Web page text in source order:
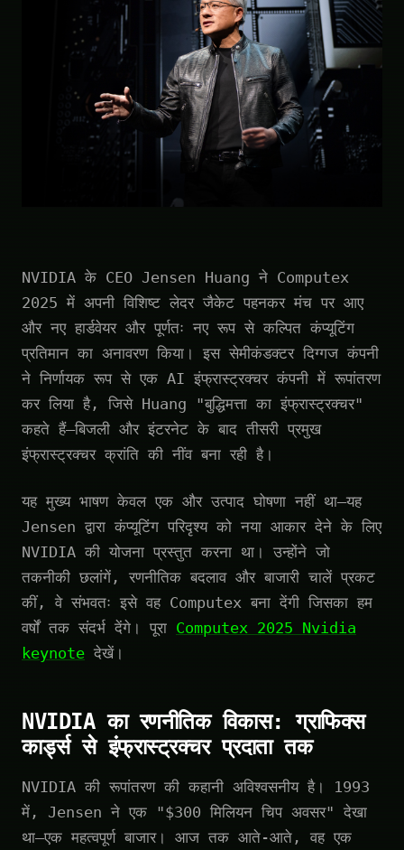
NVIDIA के CEO Jensen Huang ने Computex
2025 में अपनी विशिष्ट लेदर जैकेट पहनकर मंच पर आए
और नए हार्डवेयर और पूर्णतः नए रूप से कल्पित कंप्यूटिंग
प्रतिमान का अनावरण किया। इस सेमीकंडक्टर दिग्गज कंपनी
ने निर्णायक रूप से एक AI इंफ्रास्ट्रक्चर कंपनी में रूपांतरण
कर लिया है, जिसे Huang "बुद्धिमत्ता का इंफ्रास्ट्रक्चर"
कहते हैं—बिजली और इंटरनेट के बाद तीसरी प्रमुख
इंफ्रास्ट्रक्चर क्रांति की नींव बना रही है।
यह मुख्य भाषण केवल एक और उत्पाद घोषणा नहीं था—यह
Jensen द्वारा कंप्यूटिंग परिदृश्य को नया आकार देने के लिए
NVIDIA की योजना प्रस्तुत करना था। उन्होंने जो
तकनीकी छलांगें, रणनीतिक बदलाव और बाजारी चालें प्रकट
कीं, वे संभवतः इसे वह Computex बना देंगी जिसका हम
वर्षों तक संदर्भ देंगे। पूरा Computex 2025 Nvidia
keynote देखें।
NVIDIA का रणनीतिक विकास: ग्राफिक्स
कार्ड्स से इंफ्रास्ट्रक्चर प्रदाता तक
NVIDIA की रूपांतरण की कहानी अविश्वसनीय है। 1993
में, Jensen ने एक "$300 मिलियन चिप अवसर" देखा
था—एक महत्वपूर्ण बाजार। आज तक आते-आते, वह एक